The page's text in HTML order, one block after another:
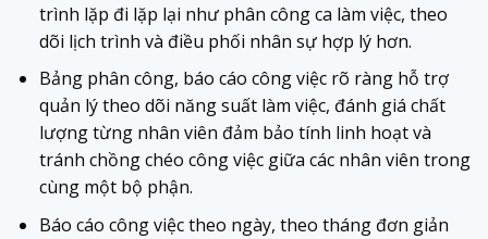
trình lặp đi lặp lại như phân công ca làm việc, theo
dõi lịch trình và điều phối nhân sự hợp lý hơn.
Bảng phân công, báo cáo công việc rõ ràng hỗ trợ
quản lý theo dõi năng suất làm việc, đánh giá chất
lượng từng nhân viên đảm bảo tính linh hoạt và
tránh chồng chéo công việc giữa các nhân viên trong
cùng một bộ phận.
Báo cáo công việc theo ngày, theo tháng đơn giản